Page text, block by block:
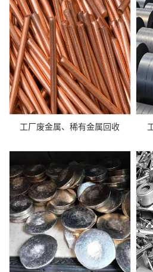
工厂废金属、稀有金属回收